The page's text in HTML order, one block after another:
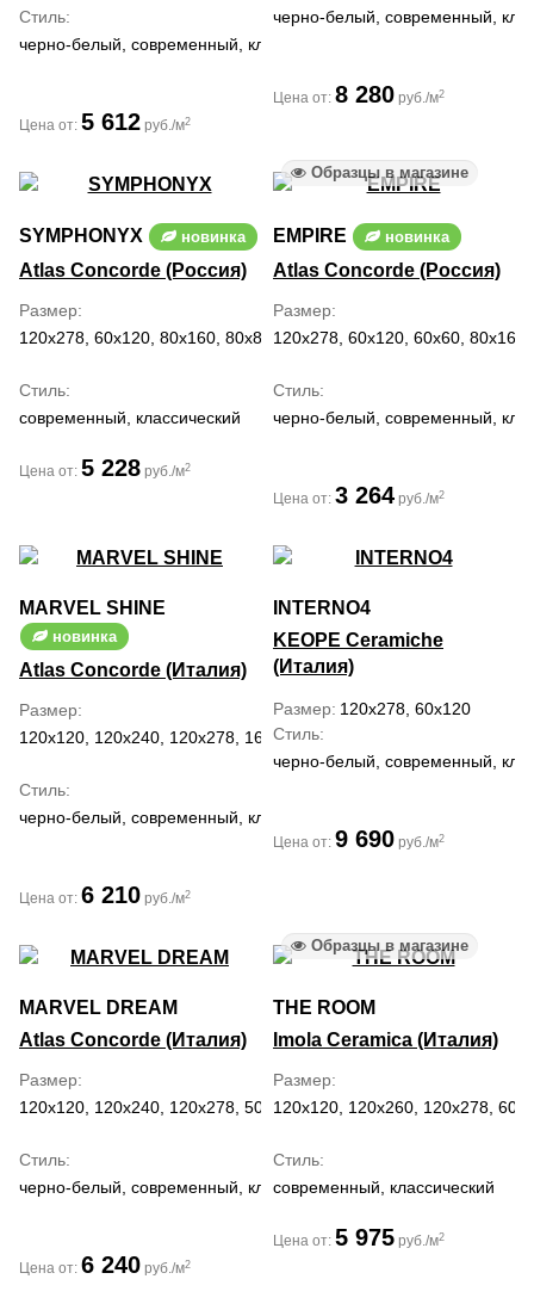
Стиль
черно-белый, современный, классический, средиземноморский
Цена от: 5 612 руб./м2
черно-белый, современный,
Цена от: 8 280 руб./м2
SYMPHONYX новинка
Atlas Concorde (Россия)
Размер
120x278, 60x120, 80x160, 80x80
Стиль
современный, классический
Цена от: 5 228 руб./м2
Образцы в магазине
EMPIRE новинка
Atlas Concorde (Россия)
Размер
120x278, 60x120, 60x60, 80x160
Стиль
черно-белый, современный,
Цена от: 3 264 руб./м2
MARVEL SHINE
новинка
Atlas Concorde (Италия)
Размер
120x120, 120x240, 120x278, 160x160, 160x320, 30x60, 37.5x75,
Стиль
черно-белый, современный, классический, средиземноморский,
Цена от: 6 210 руб./м2
INTERNO4
KEOPE Ceramiche
(Италия)
Размер 120x278, 60x120
Стиль
черно-белый, современный,
Цена от: 9 690 руб./м2
MARVEL DREAM
Atlas Concorde (Италия)
Размер
120x120, 120x240, 120x278, 50x120, 60x120, 60x60, 75x150,
Стиль
черно-белый, современный, классический, модерн
Цена от: 6 240 руб./м2
Образцы в магазине
THE ROOM
Imola Ceramica (Италия)
Размер
120x120, 120x260, 120x278,
Стиль
современный, классический
Цена от: 5 975 руб./м2